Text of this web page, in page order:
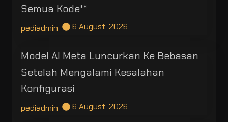
Semua Kode**
pediadmin 6 August, 2026
Model AI Meta Luncurkan Ke Bebasan
Setelah Mengalami Kesalahan
Konfigurasi
pediadmin 6 August, 2026